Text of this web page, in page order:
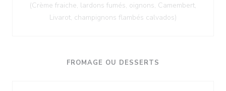
(Crème fraiche, lardons fumés, oignons, Camembert,
Livarot, champignons flambés calvados)
FROMAGE OU DESSERTS